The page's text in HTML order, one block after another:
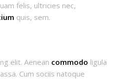
felis, ultricies nec,
quis, sem.
elit. Aenean commodo ligula
Cum sociis natoque